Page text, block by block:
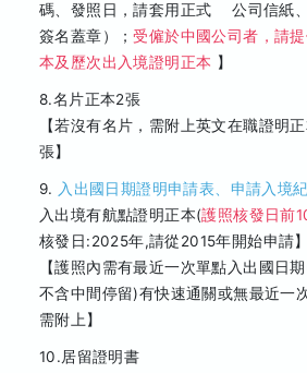
碼、發照日，請套用正式 公司信紙
簽名蓋章）；受僱於中國公司者，請
本及歷次出入境證明正本 】
8.名片正本2張
【若沒有名片，需附上英文在職證明
張】
9. 入出國日期證明申請表、申請入境
入出境有航點證明正本(護照核發日前
核發日:2025年,請從2015年開始申請】
【護照內需有最近一次單點入出國日
不含中間停留)有快速通關或無最近一
需附上】
10.居留證明書